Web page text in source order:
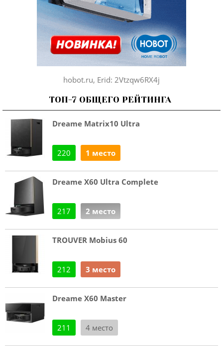
hobot.ru, Erid: 2Vtzqw6RX4j
ТОП-7 ОБЩЕГО РЕЙТИНГА
Dreame Matrix10 Ultra
220 1 место
Dreame X60 Ultra Complete
217 2 место
TROUVER Mobius 60
212 3 место
Dreame X60 Master
211 4 место